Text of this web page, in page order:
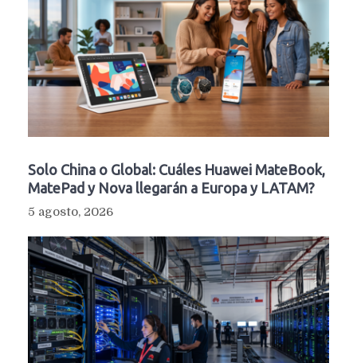
Solo China o Global: Cuáles Huawei MateBook,
MatePad y Nova llegarán a Europa y LATAM?
5 agosto, 2026